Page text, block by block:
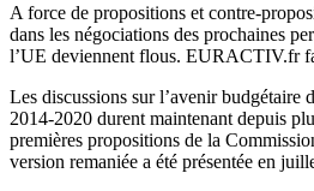
A force de propositions et contre-
dans les négociations des prochaines
l’UE deviennent flous. EURACTIV.fr
Les discussions sur l’avenir budgétaire
2014-2020 durent maintenant depuis
premières propositions de la
version remaniée a été présentée en